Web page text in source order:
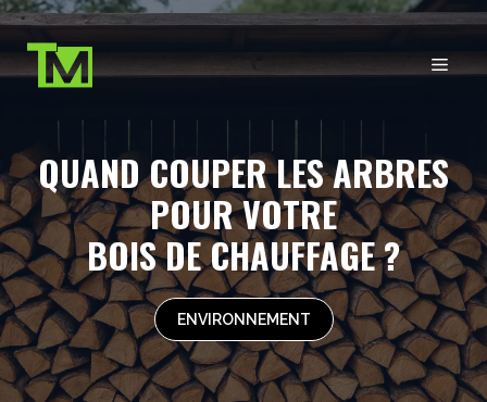
Aller
contenu
QUAND COUPER LES ARBRES
POUR VOTRE
BOIS DE CHAUFFAGE ?
ENVIRONNEMENT